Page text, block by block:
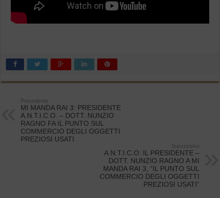
Precedente
MI MANDA RAI 3: PRESIDENTE
A.N.T.I.C.O. – DOTT. NUNZIO
RAGNO FA IL PUNTO SUL
COMMERCIO DEGLI OGGETTI
PREZIOSI USATI
Successivo
A.N.T.I.C.O: IL PRESIDENTE –
DOTT. NUNZIO RAGNO A MI
MANDA RAI 3, “IL PUNTO SUL
COMMERCIO DEGLI OGGETTI
PREZIOSI USATI”